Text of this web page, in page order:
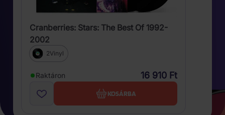
Cranberries: Stars: The Best Of 1992-
2002
2Vinyl
Raktáron 16 910 Ft
KOSÁRBA